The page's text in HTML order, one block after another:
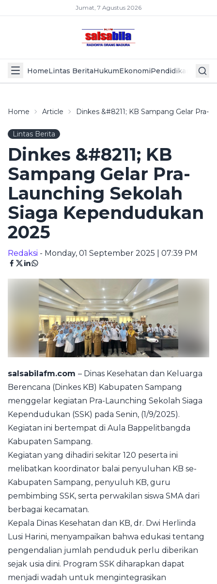
Jumat, 7 Agustus 2026
HomeLintas BeritaHukumEkonomiPendidikan Politik
Home Article Dinkes &#8211; KB Sampang Gelar Pra-
Lintas Berita
Dinkes &#8211; KB
Sampang Gelar Pra-
Launching Sekolah
Siaga Kependudukan
2025
Redaksi - Monday, 01 September 2025 | 07:39 PM
salsabilafm.com – Dinas Kesehatan dan Keluarga
Berencana (Dinkes KB) Kabupaten Sampang
menggelar kegiatan Pra-Launching Sekolah Siaga
Kependudukan (SSK) pada Senin, (1/9/2025).
Kegiatan ini bertempat di Aula Bappelitbangda
Kabupaten Sampang.
Kegiatan yang dihadiri sekitar 120 peserta ini
melibatkan koordinator balai penyuluhan KB se-
Kabupaten Sampang, penyuluh KB, guru
pembimbing SSK, serta perwakilan siswa SMA dari
berbagai kecamatan.
Kepala Dinas Kesehatan dan KB, dr. Dwi Herlinda
Lusi Harini, menyampaikan bahwa edukasi tentang
pengendalian jumlah penduduk perlu diberikan
sejak usia dini. Program SSK diharapkan dapat
menjadi wadah untuk mengintegrasikan